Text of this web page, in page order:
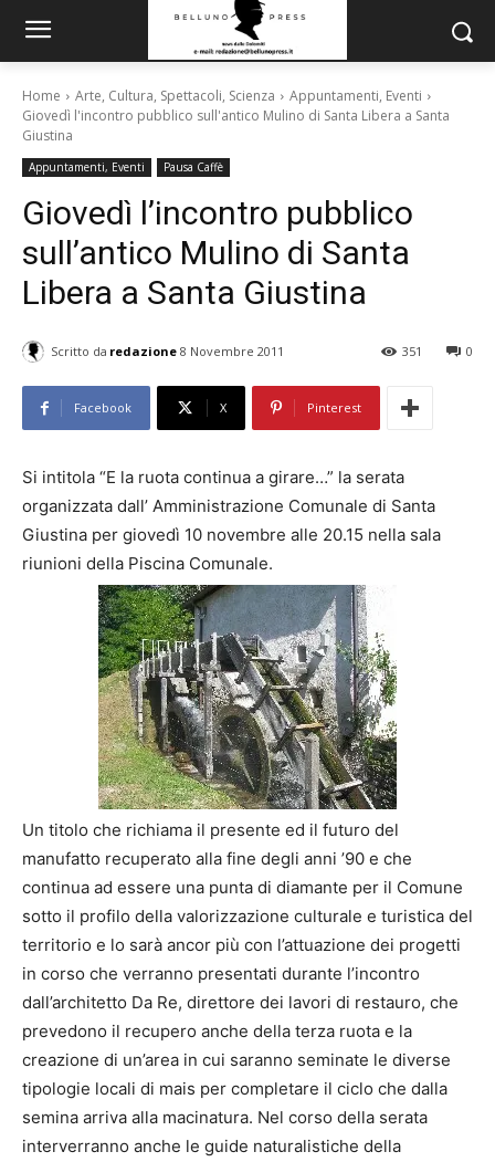
Home Arte, Cultura, Spettacoli, Scienza
Appuntamenti, Eventi
Giovedì l'incontro pubblico sull'antico Mulino di Santa Libera a Santa
Giustina
Appuntamenti, Eventi Pausa Caffè
Giovedì l’incontro pubblico
sull’antico Mulino di Santa
Libera a Santa Giustina
Scritto da redazione 8 Novembre 2011 0
351
Facebook X Pinterest
Si intitola “E la ruota continua a girare…” la serata
organizzata dall’ Amministrazione Comunale di Santa
Giustina per giovedì 10 novembre alle 20.15 nella sala
riunioni della Piscina Comunale.
Un titolo che richiama il presente ed il futuro del
manufatto recuperato alla fine degli anni ’90 e che
continua ad essere una punta di diamante per il Comune
sotto il profilo della valorizzazione culturale e turistica del
territorio e lo sarà ancor più con l’attuazione dei progetti
in corso che verranno presentati durante l’incontro
dall’architetto Da Re, direttore dei lavori di restauro, che
prevedono il recupero anche della terza ruota e la
creazione di un’area in cui saranno seminate le diverse
tipologie locali di mais per completare il ciclo che dalla
semina arriva alla macinatura. Nel corso della serata
interverranno anche le guide naturalistiche della